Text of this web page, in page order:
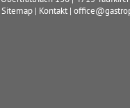
Sitemap | Kontakt |